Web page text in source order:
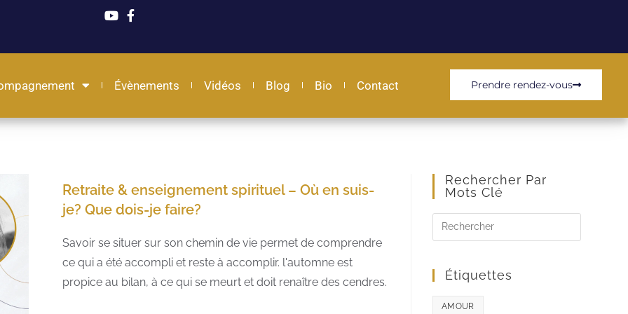
Évènements Vidéos Blog Bio Contact Prendre rendez-vous
Retraite & enseignement spirituel – Où en suis-
je? Que dois-je faire?
Savoir se situer sur son chemin de vie permet de comprendre
ce qui a été accompli et reste à accomplir. l'automne est
propice au bilan, à ce qui se meurt et doit renaître des cendres.
Rechercher Par
Mots Clé
Étiquettes
AMOUR